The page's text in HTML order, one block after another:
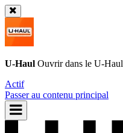
U-Haul Ouvrir dans le U-Haul
Actif
Passer au contenu principal